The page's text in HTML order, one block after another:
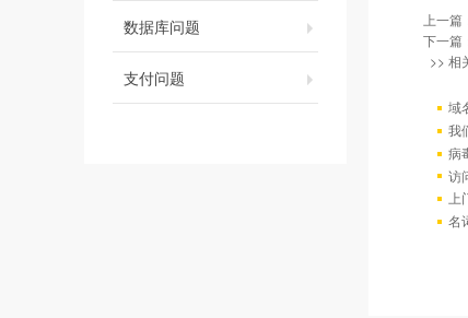
数据库问题
支付问题
上一篇
下一篇
>> 相
域
我
病
访
上
名